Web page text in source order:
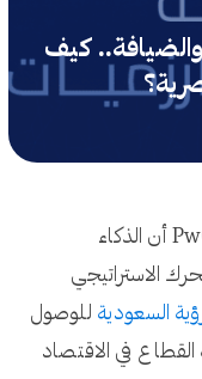
والضيافة.. كيف
كشفت دراسة حديثة لـ PwC Middle East أن الذكاء
الاستراتيجي
السعودية للوصول
القطاع في الاقتصاد